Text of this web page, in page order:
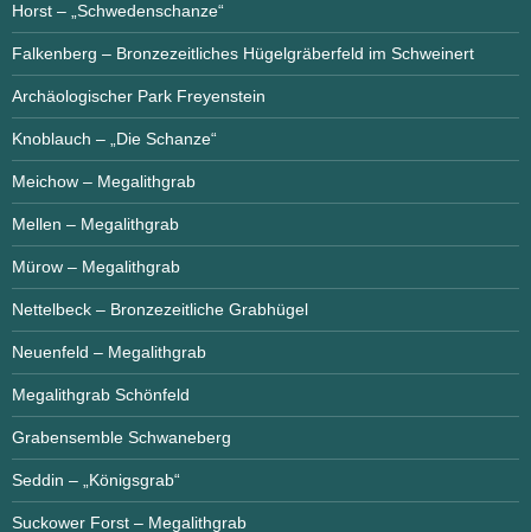
Horst – „Schwedenschanze“
Falkenberg – Bronzezeitliches Hügelgräberfeld im Schweinert
Archäologischer Park Freyenstein
Knoblauch – „Die Schanze“
Meichow – Megalithgrab
Mellen – Megalithgrab
Mürow – Megalithgrab
Nettelbeck – Bronzezeitliche Grabhügel
Neuenfeld – Megalithgrab
Megalithgrab Schönfeld
Grabensemble Schwaneberg
Seddin – „Königsgrab“
Suckower Forst – Megalithgrab